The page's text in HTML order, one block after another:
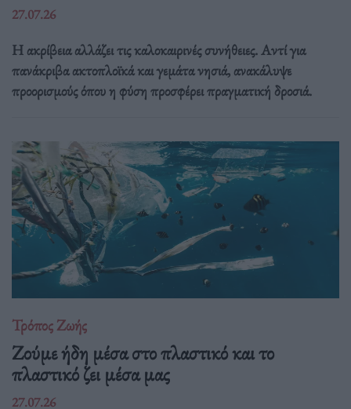
27.07.26
Η ακρίβεια αλλάζει τις καλοκαιρινές συνήθειες. Αντί για
πανάκριβα ακτοπλοϊκά και γεμάτα νησιά, ανακάλυψε
προορισμούς όπου η φύση προσφέρει πραγματική δροσιά.
Τρόπος Ζωής
Ζούμε ήδη μέσα στο πλαστικό και το
πλαστικό ζει μέσα μας
27.07.26